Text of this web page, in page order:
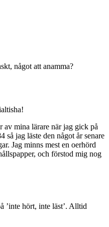
något att anamma?
av mina lärare när jag gick på
jag läste den något år senare
Jag minns mest en oerhörd
och förstod mig nog
’inte hört, inte läst’. Alltid